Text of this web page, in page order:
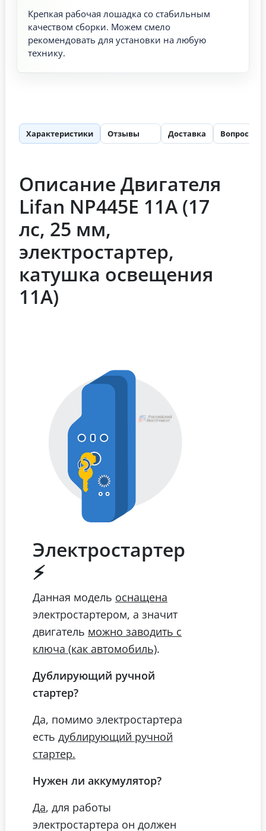
Крепкая рабочая лошадка со стабильным
качеством сборки. Можем смело
рекомендовать для установки на любую
технику.
Характеристики Отзывы Доставка Вопросы
Описание Двигателя
Lifan NP445E 11А (17
лс, 25 мм,
электростартер,
катушка освещения
11А)
Электростартер
⚡
Данная модель оснащена
электростартером, а значит
двигатель можно заводить с
ключа (как автомобиль).
Дублирующий ручной
стартер?
Да, помимо электростартера
есть дублирующий ручной
стартер.
Нужен ли аккумулятор?
Да, для работы
электростартера он должен